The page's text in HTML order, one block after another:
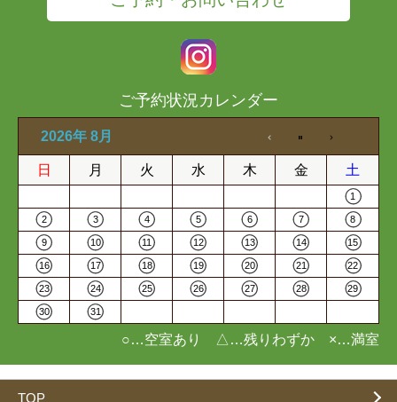
ご予約状況カレンダー
2026年 8月
日 月 火 水 木 金 土
1
2 3 4 5 6 7 8
9 10 11 12 13 14 15
16 17 18 19 20 21 22
23 24 25 26 27 28 29
30 31
○…空室あり △…残りわずか ×…満室
TOP